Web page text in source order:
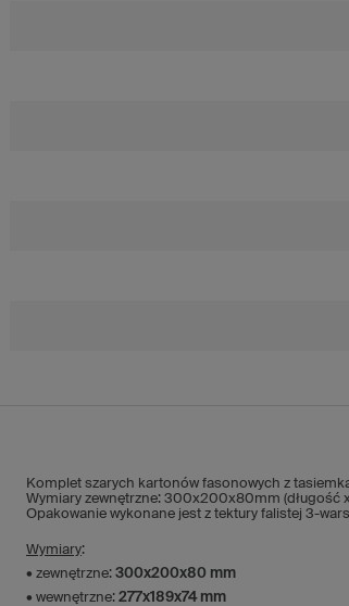
Komplet szarych kartonów fasonowych z
Wymiary zewnętrzne: 300x200x80mm (długość
Opakowanie wykonane jest z tektury falistej 3-
Wymiary:
• zewnętrzne: 300x200x80 mm
• wewnętrzne: 277x189x74 mm